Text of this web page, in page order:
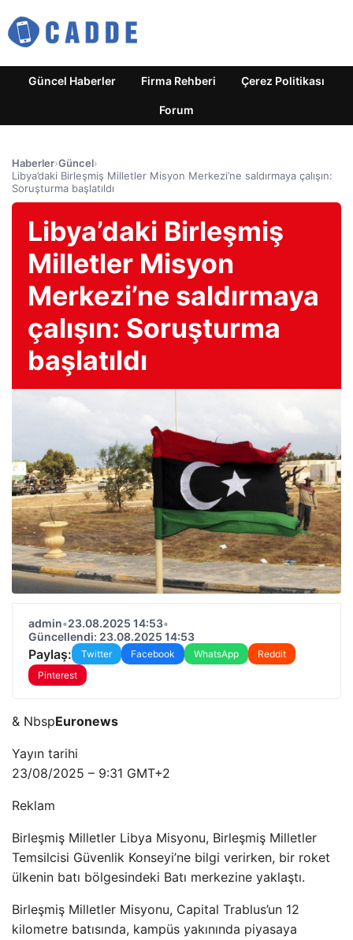
Güncel Haberler Firma Rehberi Çerez Politikası
Forum
Haberler›Güncel›
Libya’daki Birleşmiş Milletler Misyon Merkezi’ne saldırmaya çalışın:
Soruşturma başlatıldı
Libya’daki Birleşmiş
Milletler Misyon
Merkezi’ne saldırmaya
çalışın: Soruşturma
başlatıldı
admin•23.08.2025 14:53•
Güncellendi: 23.08.2025 14:53
Paylaş: Twitter Facebook WhatsApp
Reddit
Pinterest
& NbspEuronews
Yayın tarihi
23/08/2025 – 9:31 GMT+2
Reklam
Birleşmiş Milletler Libya Misyonu, Birleşmiş Milletler
Temsilcisi Güvenlik Konseyi’ne bilgi verirken, bir roket
ülkenin batı bölgesindeki Batı merkezine yaklaştı.
Birleşmiş Milletler Misyonu, Capital Trablus’un 12
kilometre batısında, kampüs yakınında piyasaya